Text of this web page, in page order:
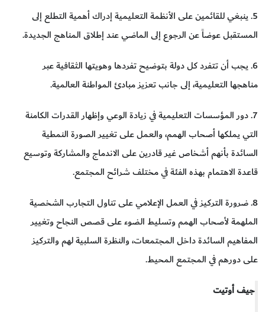
5. ينبغي للقائمين على الأنظمة التعليمية إدراك أهمية التطلع إلى
المستقبل عوضاً عن الرجوع إلى الماضي عند إطلاق المناهج الجديدة.
6. يجب أن تتفرد كل دولة بتوضيح تفردها وهويتها الثقافية عبر
مناهجها التعليمية، إلى جانب تعزيز مبادئ المواطنة العالمية.
7. دور المؤسسات التعليمية في زيادة الوعي وإظهار القدرات الكامنة
التي يملكها أصحاب الهمم، والعمل على تغيير الصورة النمطية
السائدة بأنهم أشخاص غير قادرين على الاندماج والمشاركة وتوسيع
قاعدة الاهتمام بهذه الفئة في مختلف شرائح المجتمع.
8. ضرورة التركيز في العمل الإعلامي على تناول التجارب الشخصية
الملهمة لأصحاب الهمم وتسليط الضوء على قصص النجاح وتغيير
المفاهيم السائدة داخل المجتمعات، والنظرة السلبية لهم والتركيز
على دورهم في المجتمع المحيط.
جيف أوتيت